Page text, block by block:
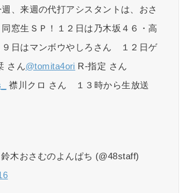
週、来週の代打アシスタントは、おさ
窓生ＳＰ！１２日は乃木坂４６・高
日はマンボウやしろさん １２日ゲ
さん@tomita4ori R-指定 さん
襟川クロ さん １３時から生放送
木おさむのよんぱち (@48staff)